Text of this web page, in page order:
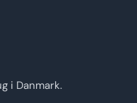
i Danmark.